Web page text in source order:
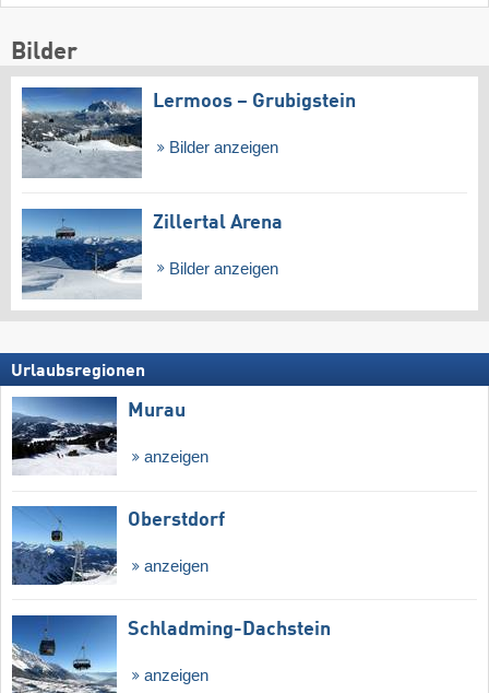
Bilder
Lermoos – Grubigstein
Bilder anzeigen
Zillertal Arena
Bilder anzeigen
Urlaubsregionen
Murau
anzeigen
Oberstdorf
anzeigen
Schladming-Dachstein
anzeigen